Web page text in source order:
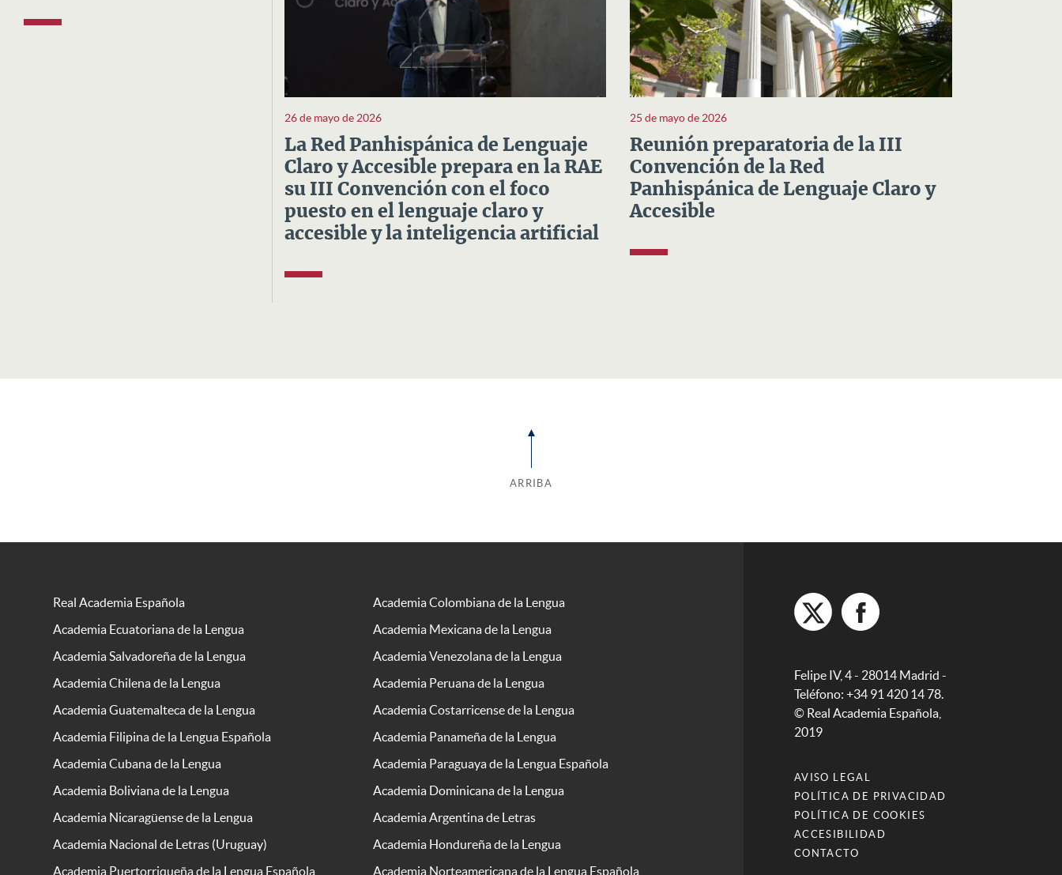
26 de mayo de 2026
La Red Panhispánica de Lenguaje
Claro y Accesible prepara en la RAE
su III Convención con el foco
puesto en el lenguaje claro y
accesible y la inteligencia artificial
25 de mayo de 2026
Reunión preparatoria de la III
Convención de la Red
Panhispánica de Lenguaje Claro y
Accesible
ARRIBA
Real Academia Española
Academia Colombiana de la Lengua
Academia Ecuatoriana de la Lengua
Academia Mexicana de la Lengua
Academia Salvadoreña de la Lengua
Academia Venezolana de la Lengua
Academia Chilena de la Lengua
Academia Peruana de la Lengua
Academia Guatemalteca de la Lengua
Academia Costarricense de la Lengua
Academia Filipina de la Lengua Española
Academia Panameña de la Lengua
Academia Cubana de la Lengua
Academia Paraguaya de la Lengua Española
Academia Boliviana de la Lengua
Academia Dominicana de la Lengua
Academia Nicaragüense de la Lengua
Academia Argentina de Letras
Academia Nacional de Letras (Uruguay)
Academia Hondureña de la Lengua
Academia Puertorriqueña de la Lengua Española
Academia Norteamericana de la Lengua Española
Felipe IV, 4 - 28014 Madrid -
Teléfono: +34 91 420 14 78.
© Real Academia Española,
2019
AVISO LEGAL
POLÍTICA DE PRIVACIDAD
POLÍTICA DE COOKIES
ACCESIBILIDAD
CONTACTO